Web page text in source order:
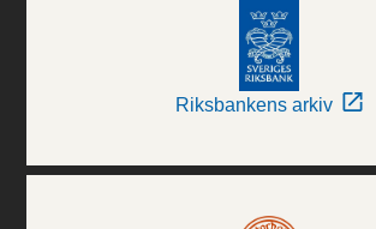
Riksbankens arkiv